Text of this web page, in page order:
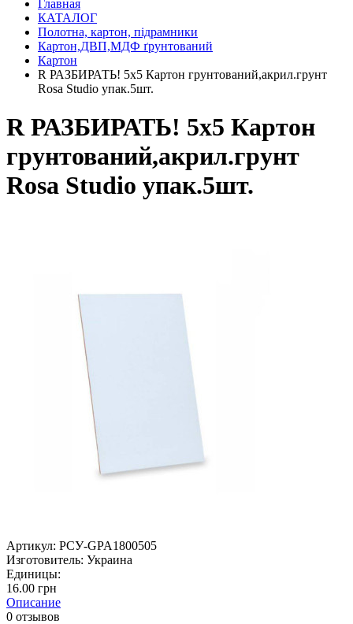
Главная
КАТАЛОГ
Полотна, картон, підрамники
Картон,ДВП,МДФ ґрунтований
Картон
R РАЗБИРАТЬ! 5х5 Картон грунтований,акрил.грунт
Rosa Studio упак.5шт.
R РАЗБИРАТЬ! 5х5 Картон
грунтований,акрил.грунт
Rosa Studio упак.5шт.
Артикул: РСУ-GPA1800505
Изготовитель: Украина
Единицы:
16.00 грн
Описание
0 отзывов